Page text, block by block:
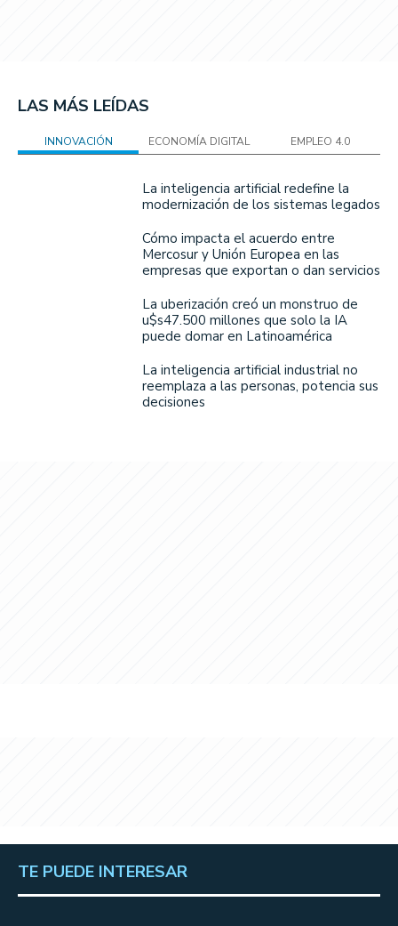
LAS MÁS LEÍDAS
INNOVACIÓN ECONOMÍA DIGITAL EMPLEO 4.0
La inteligencia artificial redefine la
modernización de los sistemas legados
Cómo impacta el acuerdo entre
Mercosur y Unión Europea en las
empresas que exportan o dan servicios
La uberización creó un monstruo de
u$s47.500 millones que solo la IA
puede domar en Latinoamérica
La inteligencia artificial industrial no
reemplaza a las personas, potencia sus
decisiones
TE PUEDE INTERESAR